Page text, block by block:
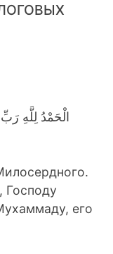
الْحَمْدُ لِلَّهِ
Господу
его